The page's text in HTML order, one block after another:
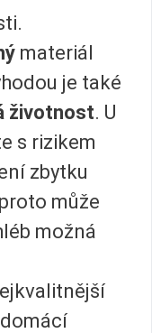
materiál
je také
životnost. U
s rizikem
zbytku
může
možná